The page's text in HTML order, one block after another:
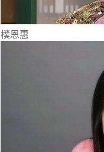
樸恩惠